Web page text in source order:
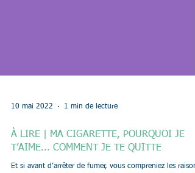
10 mai 2022 1 min de lecture